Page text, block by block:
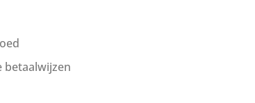
betaalwijzen